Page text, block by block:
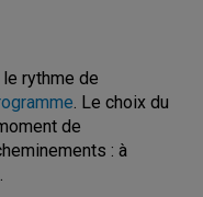
rythme de
. Le choix du
de
: à